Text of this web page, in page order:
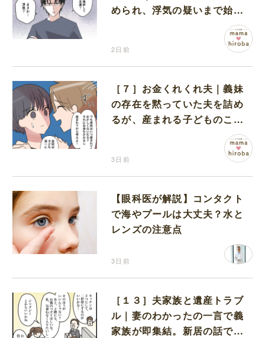
められ、浮気の疑いまで始め
2日前
［７］お金くれくれ夫｜義妹
の存在を黙っていた夫を詰め
るが、産まれる子どものこと
を第一に考えてと流される
3日前
【眼科医が解説】コンタクト
で海やプールは大丈夫？水と
レンズの注意点
3日前
［１３］夫家族と遺産トラブ
ル｜妻のわかったの一言で義
家族が即集結。新居の話で盛